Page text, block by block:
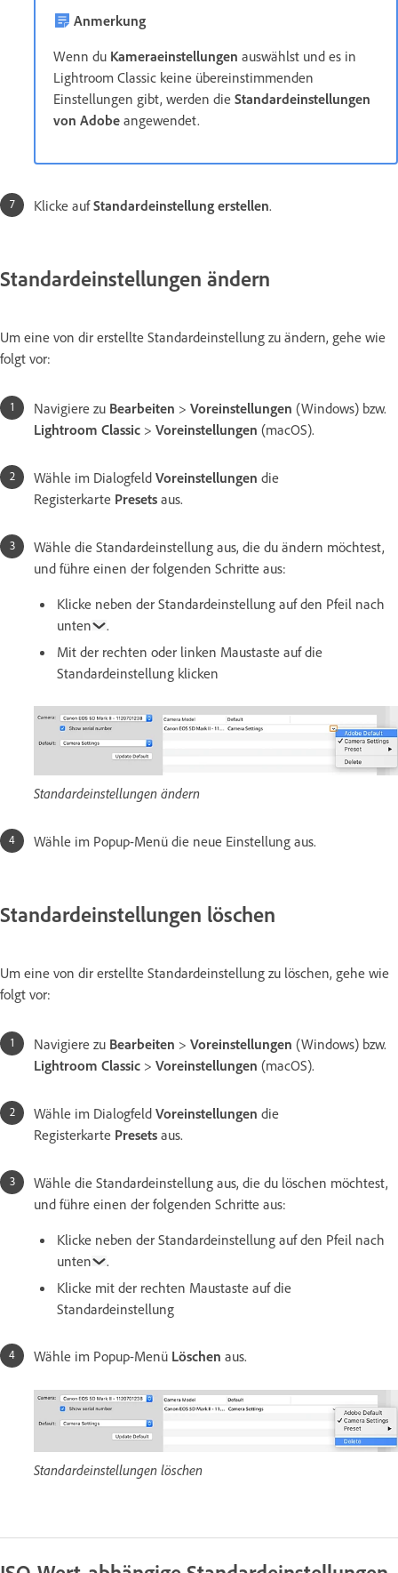
Anmerkung
Wenn du Kameraeinstellungen auswählst und es in
Lightroom Classic keine übereinstimmenden
Einstellungen gibt, werden die Standardeinstellungen
von Adobe angewendet.
Klicke aufStandardeinstellung erstellen.
Standardeinstellungen ändern
Um eine von dir erstellte Standardeinstellung zu ändern, gehe wie
folgt vor:
Navigiere zu Bearbeiten > Voreinstellungen (Windows) bzw.
Lightroom Classic > Voreinstellungen (macOS).
Wähle im Dialogfeld Voreinstellungen die
Registerkarte Presets aus.
Wähle die Standardeinstellung aus, die du ändern möchtest,
und führe einen der folgenden Schritte aus:
Klicke neben der Standardeinstellung auf den Pfeil nach
unten
.
Mit der rechten oder linken Maustaste auf die
Standardeinstellung klicken
Standardeinstellungen ändern
Wähle im Popup-Menü die neue Einstellung aus.
Standardeinstellungen löschen
Um eine von dir erstellte Standardeinstellung zu löschen, gehe wie
folgt vor:
Navigiere zu Bearbeiten > Voreinstellungen (Windows) bzw.
Lightroom Classic > Voreinstellungen (macOS).
Wähle im Dialogfeld Voreinstellungen die
Registerkarte Presets aus.
Wähle die Standardeinstellung aus, die du löschen möchtest,
und führe einen der folgenden Schritte aus:
Klicke neben der Standardeinstellung auf den Pfeil nach
unten
.
Klicke mit der rechten Maustaste auf die
Standardeinstellung
Wähle im Popup-Menü Löschen aus.
Standardeinstellungen löschen